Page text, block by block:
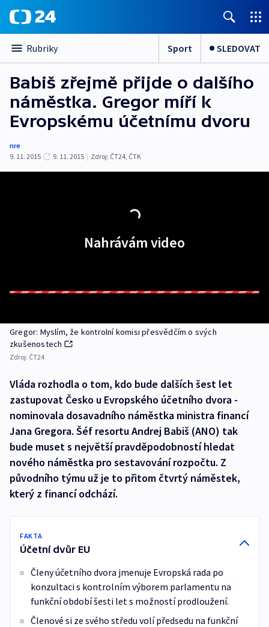
Rubriky Sport SLEDOVAT
Babiš zřejmě přijde o dalšího
náměstka. Gregor míří k
Evropskému účetnímu dvoru
nre
9. 11. 2015
9. 11. 2015 | Zdroj: ČT24, ČTK
Nahrávám video
Gregor: Myslím, že kontrolní komisi přesvědčím o svých
zkušenostech
Zdroj: ČT24
Vláda rozhodla o tom, kdo bude dalších šest let
zastupovat Česko u Evropského účetního dvora -
nominovala dosavadního náměstka ministra financí
Jana Gregora. Šéf resortu Andrej Babiš (ANO) tak
bude muset s největší pravděpodobností hledat
nového náměstka pro sestavování rozpočtu. Z
původního týmu už je to přitom čtvrtý náměstek,
který z financí odchází.
FAKTA
Účetní dvůr EU
Členy účetního dvora jmenuje Evropská rada po
konzultaci s kontrolním výborem parlamentu na
funkční období šesti let s možností prodloužení.
Členové si ze svého středu volí předsedu na funkční